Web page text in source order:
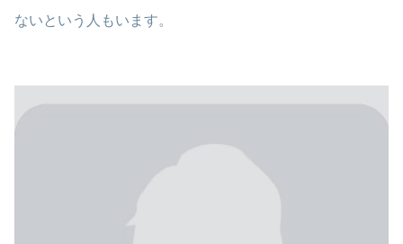
ないという人もいます。